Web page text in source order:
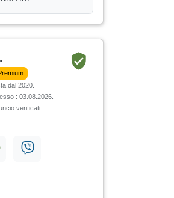
dal 2020.
: 03.08.2026.
verificati